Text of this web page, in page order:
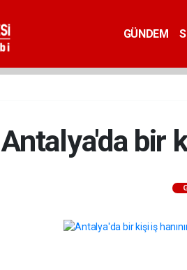
GÜNDEM
Antalya'da bir